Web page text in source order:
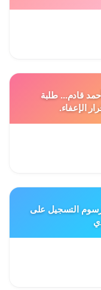
قادم... طلبة
الإعفاء.
التسجيل على